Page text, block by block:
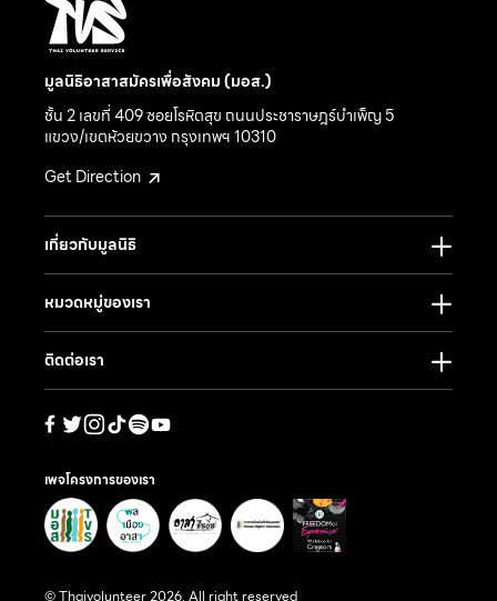
มูลนิธิอาสาสมัครเพื่อสังคม (มอส.)
ชั้น 2 เลขที่ 409 ซอยโรหิตสุข ถนนประชาราษฎร์บำเพ็ญ 5
แขวง/เขตห้วยขวาง กรุงเทพฯ 10310
Get Direction
เกี่ยวกับมูลนิธิ
หมวดหมู่ของเรา
ติดต่อเรา
เพจโครงการของเรา
© Thaivolunteer 2026. All right reserved